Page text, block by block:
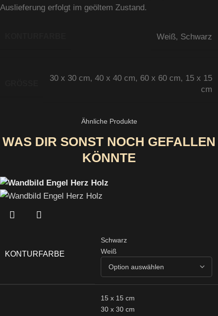
Auslieferung erfolgt im geöltem Zustand.
Weiß, Schwarz
30 x 30 cm, 40 x 40 cm, 60 x 60 cm, 15 x 15
cm
Ähnliche Produkte
WAS DIR SONST NOCH GEFALLEN
KÖNNTE
KONTURFARBE
Schwarz
Weiß
15 x 15 cm
30 x 30 cm